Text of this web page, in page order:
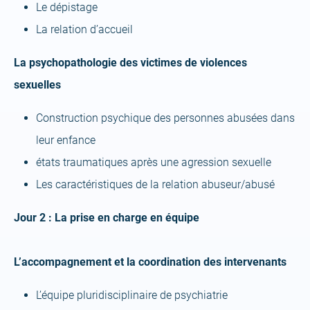
Le dépistage
La relation d’accueil
La psychopathologie des victimes de violences
sexuelles
Construction psychique des personnes abusées dans
leur enfance
états traumatiques après une agression sexuelle
Les caractéristiques de la relation abuseur/abusé
Jour 2 : La prise en charge en équipe
L’accompagnement et la coordination des intervenants
L’équipe pluridisciplinaire de psychiatrie